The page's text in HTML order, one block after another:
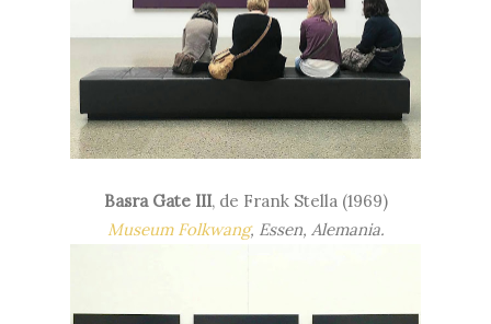
Basra Gate III, de Frank Stella (1969)
Museum Folkwang, Essen, Alemania.